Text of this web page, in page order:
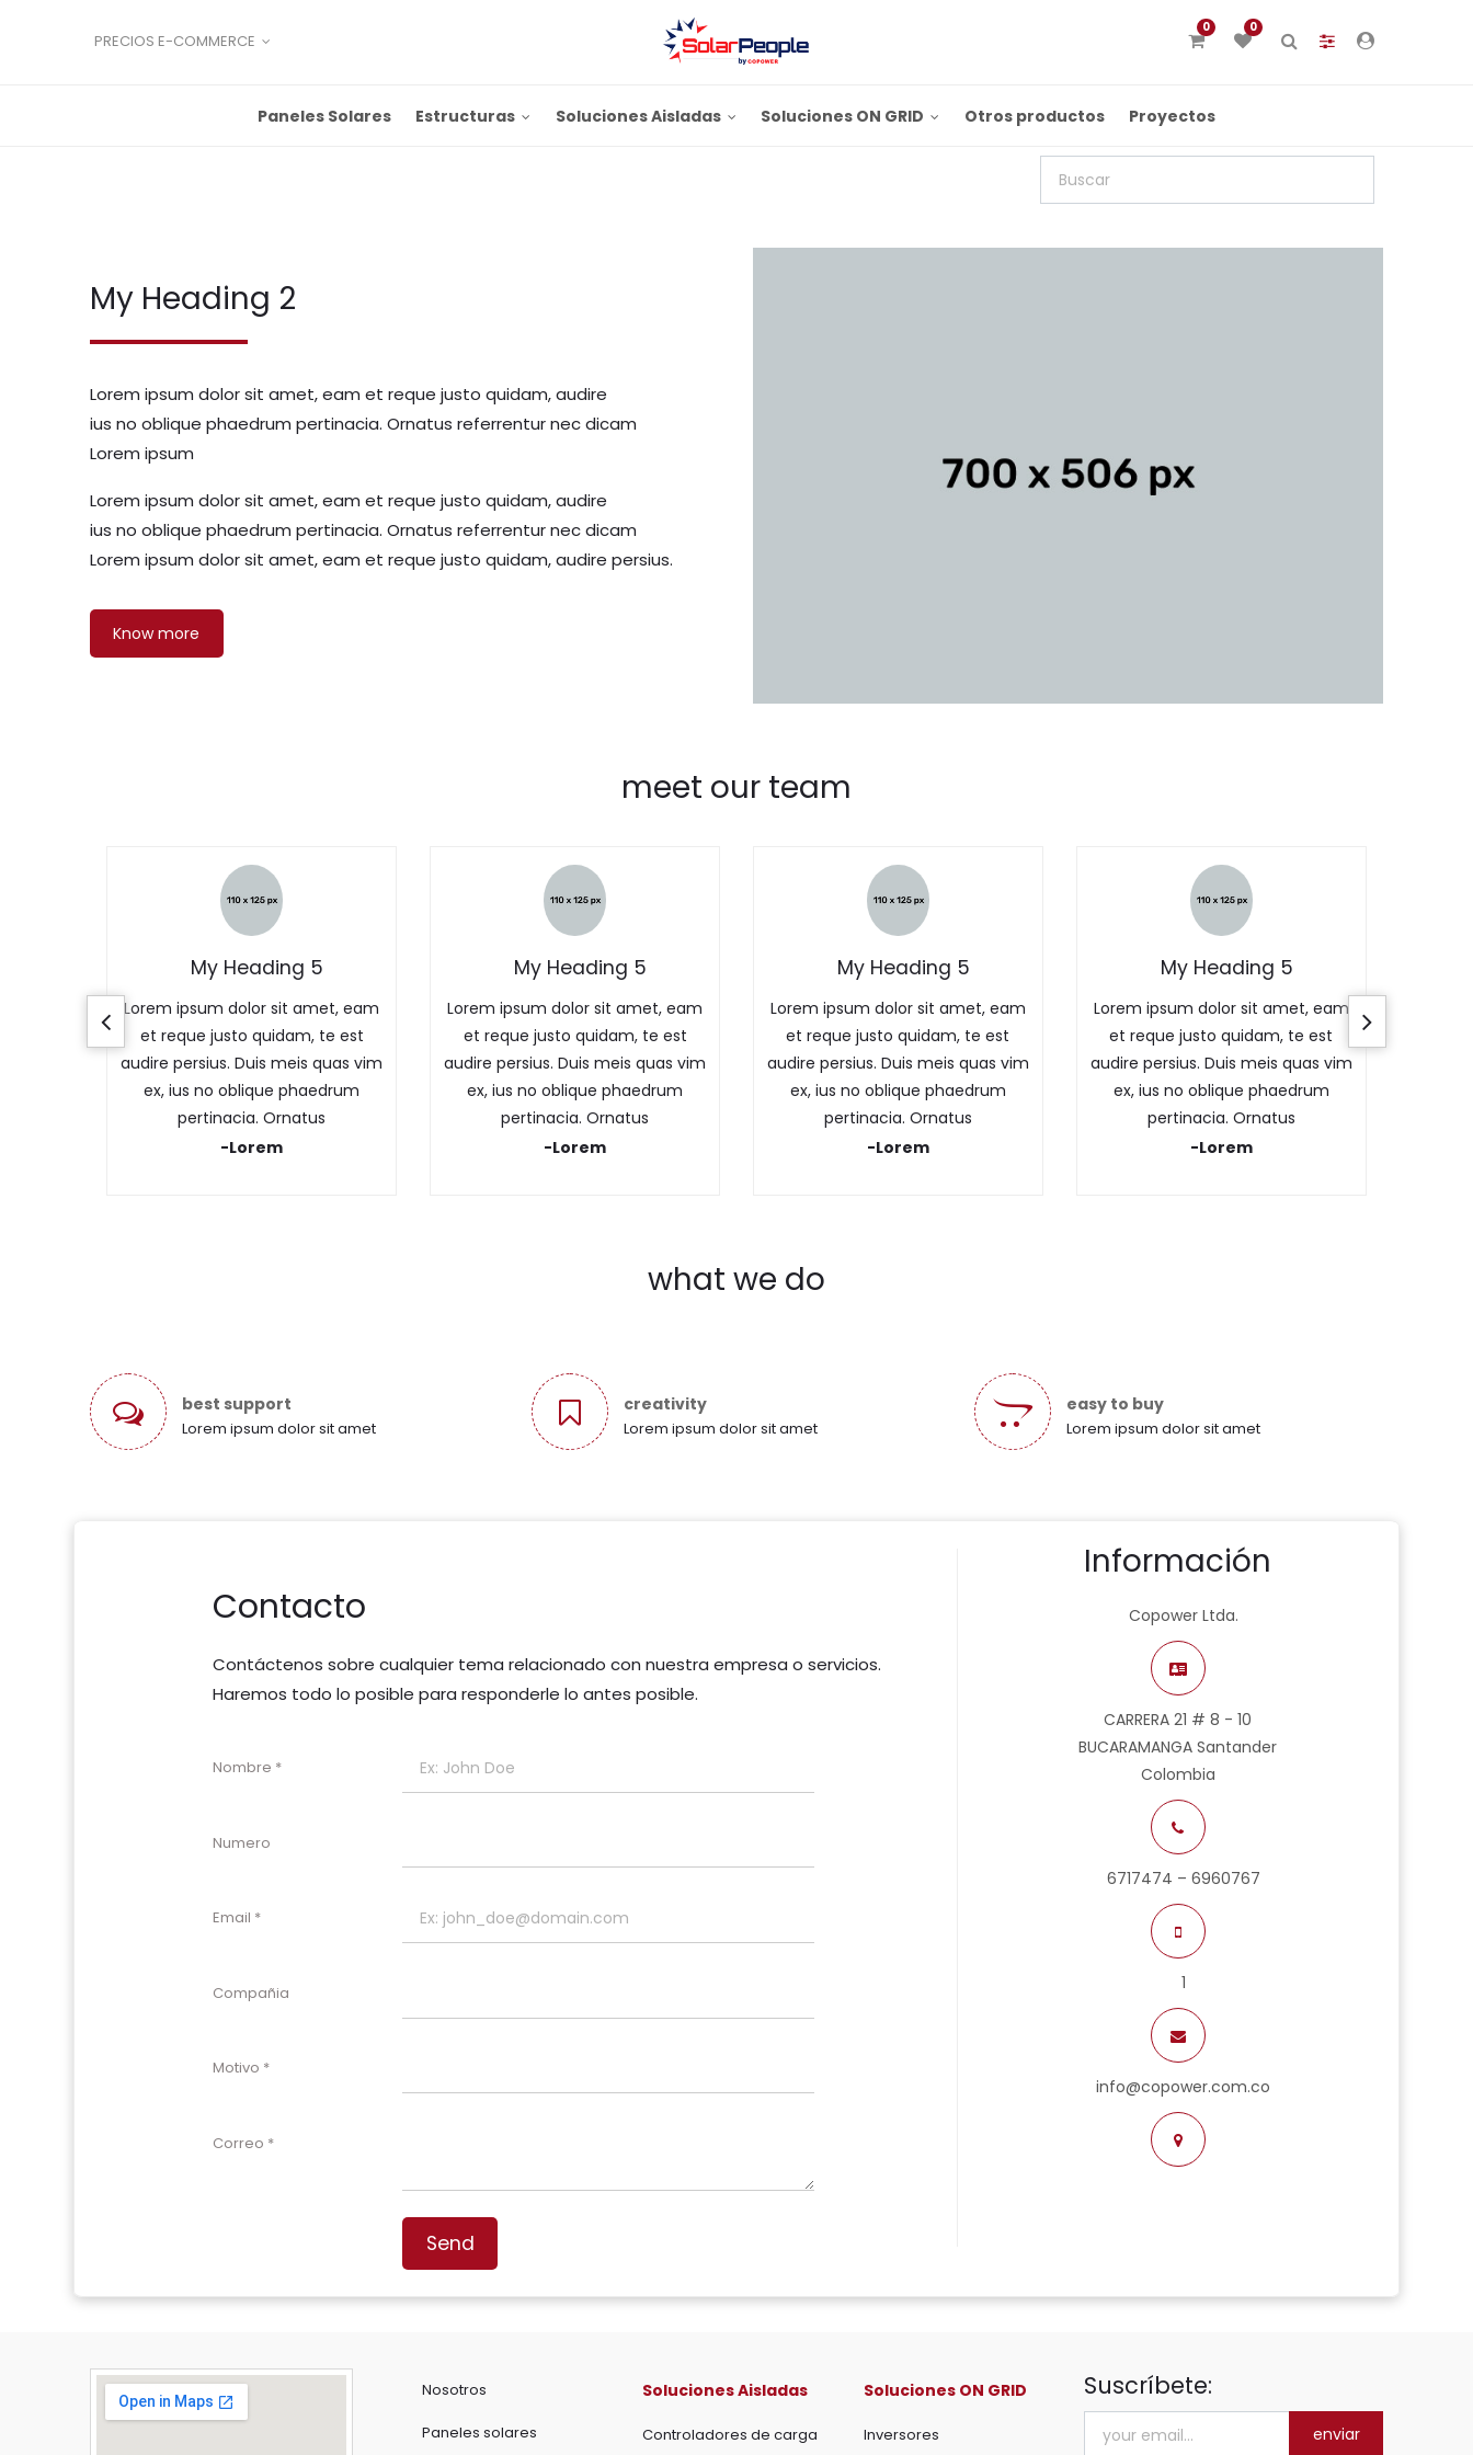
PRECIOS E-COMMERCE
0 0
Paneles Solares Estructuras Soluciones Aisladas Soluciones ON GRID Otros productos Proyectos
My Heading 2
Lorem ipsum dolor sit amet, eam et reque justo quidam, audire
ius no oblique phaedrum pertinacia. Ornatus referrentur nec dicam
Lorem ipsum
Lorem ipsum dolor sit amet, eam et reque justo quidam, audire
ius no oblique phaedrum pertinacia. Ornatus referrentur nec dicam
Lorem ipsum dolor sit amet, eam et reque justo quidam, audire persius.
Know more
meet our team
My Heading 5
Lorem ipsum dolor sit amet, eam
et reque justo quidam, te est
audire persius. Duis meis quas vim
ex, ius no oblique phaedrum
pertinacia. Ornatus
-Lorem
My Heading 5
Lorem ipsum dolor sit amet, eam
et reque justo quidam, te est
audire persius. Duis meis quas vim
ex, ius no oblique phaedrum
pertinacia. Ornatus
-Lorem
My Heading 5
Lorem ipsum dolor sit amet, eam
et reque justo quidam, te est
audire persius. Duis meis quas vim
ex, ius no oblique phaedrum
pertinacia. Ornatus
-Lorem
My Heading 5
Lorem ipsum dolor sit amet, eam
et reque justo quidam, te est
audire persius. Duis meis quas vim
ex, ius no oblique phaedrum
pertinacia. Ornatus
-Lorem
what we do
best support
Lorem ipsum dolor sit amet
creativity
Lorem ipsum dolor sit amet
easy to buy
Lorem ipsum dolor sit amet
Contacto
Contáctenos sobre cualquier tema relacionado con nuestra empresa o servicios.
Haremos todo lo posible para responderle lo antes posible.
Nombre
Numero
Email
Compañia
Motivo
Correo
Send
Información
Copower Ltda.
CARRERA 21 # 8 - 10
BUCARAMANGA Santander
Colombia
6717474 – 6960767
1
info@copower.com.co
Nosotros
Paneles solares
Soluciones Aisladas
Controladores de carga
Soluciones ON GRID
Inversores
Suscríbete:
enviar